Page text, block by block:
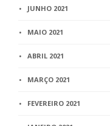
JUNHO 2021
MAIO 2021
ABRIL 2021
MARÇO 2021
FEVEREIRO 2021